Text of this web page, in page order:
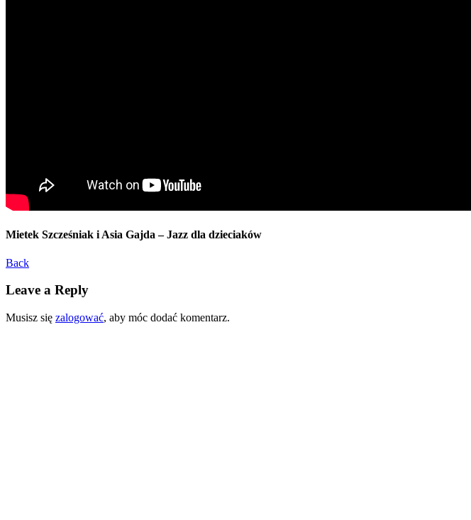
Mietek Szcześniak i Asia Gajda – Jazz dla dzieciaków
Back
Leave a Reply
Musisz się zalogować, aby móc dodać komentarz.